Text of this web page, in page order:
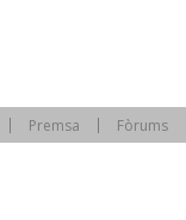
Premsa Fòrums